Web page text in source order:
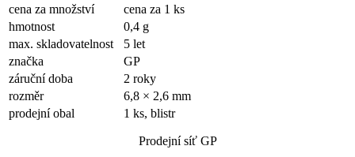
cena za množství
cena za 1 ks
hmotnost
0,4 g
max. skladovatelnost
5 let
značka
GP
záruční doba
2 roky
rozměr
6,8 × 2,6 mm
prodejní obal
1 ks, blistr
Prodejní síť GP